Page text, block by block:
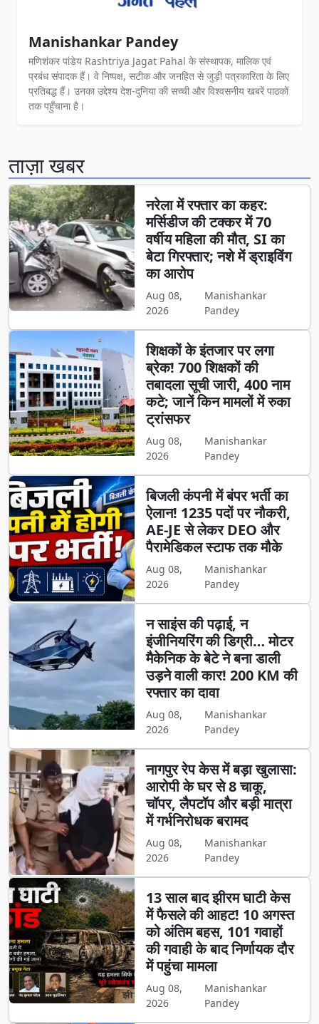
Manishankar Pandey
मणिशंकर पांडेय Rashtriya Jagat Pahal के संस्थापक, मालिक एवं
प्रबंध संपादक हैं। वे निष्पक्ष, सटीक और जनहित से जुड़ी पत्रकारिता के लिए
प्रतिबद्ध हैं। उनका उद्देश्य देश-दुनिया की सच्ची और विश्वसनीय खबरें पाठकों
तक पहुँचाना है।
ताज़ा खबर
नरेला में रफ्तार का कहर:
मर्सिडीज की टक्कर में 70
वर्षीय महिला की मौत, SI का
बेटा गिरफ्तार; नशे में ड्राइविंग
का आरोप
Aug 08,
2026
Manishankar
Pandey
शिक्षकों के इंतजार पर लगा
ब्रेक! 700 शिक्षकों की
तबादला सूची जारी, 400 नाम
कटे; जानें किन मामलों में रुका
ट्रांसफर
Aug 08,
2026
Manishankar
Pandey
बिजली कंपनी में बंपर भर्ती का
ऐलान! 1235 पदों पर नौकरी,
AE-JE से लेकर DEO और
पैरामेडिकल स्टाफ तक मौके
Aug 08,
2026
Manishankar
Pandey
न साइंस की पढ़ाई, न
इंजीनियरिंग की डिग्री… मोटर
मैकेनिक के बेटे ने बना डाली
उड़ने वाली कार! 200 KM की
रफ्तार का दावा
Aug 08,
2026
Manishankar
Pandey
नागपुर रेप केस में बड़ा खुलासा:
आरोपी के घर से 8 चाकू,
चॉपर, लैपटॉप और बड़ी मात्रा
में गर्भनिरोधक बरामद
Aug 08,
2026
Manishankar
Pandey
13 साल बाद झीरम घाटी केस
में फैसले की आहट! 10 अगस्त
को अंतिम बहस, 101 गवाहों
की गवाही के बाद निर्णायक दौर
में पहुंचा मामला
Aug 08,
2026
Manishankar
Pandey